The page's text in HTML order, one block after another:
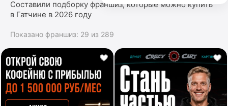
Составили подборку франшиз, которые можно купить
в Гатчине в 2026 году
Показано франшиз: 29 из 289